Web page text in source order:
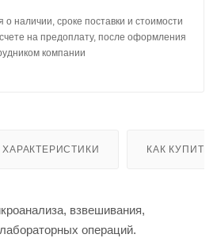
наличии, сроке поставки и стоимости
на предоплату, после оформления
компании
ХАРАКТЕРИСТИКИ КАК КУПИТЬ
взвешивания,
операций.